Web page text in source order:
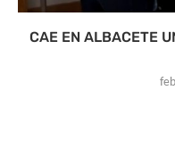
CAE EN ALBACETE